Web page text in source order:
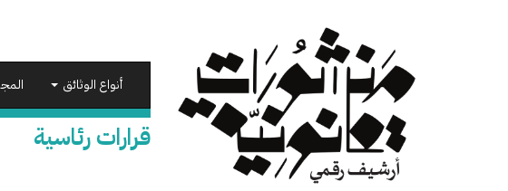
أنواع الوثائق
قرارات رئاسية